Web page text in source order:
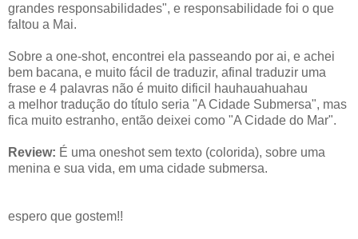
grandes responsabilidades", e responsabilidade foi o que
faltou a Mai.
Sobre a one-shot, encontrei ela passeando por ai, e achei
bem bacana, e muito fácil de traduzir, afinal traduzir uma
frase e 4 palavras não é muito dificil hauhauahuahau
a melhor tradução do título seria "A Cidade Submersa", mas
fica muito estranho, então deixei como "A Cidade do Mar".
Review: É uma oneshot sem texto (colorida), sobre uma
menina e sua vida, em uma cidade submersa.
espero que gostem!!